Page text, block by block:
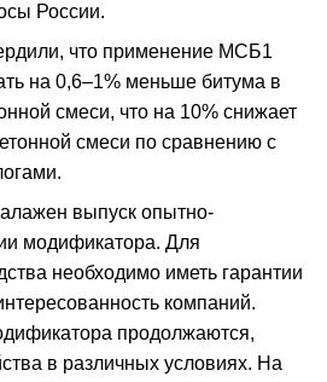
России.
что применение МСБ1
на 0,6–1% меньше битума в
смеси, что на 10% снижает
смеси по сравнению с
выпуск опытно-
модификатора. Для
необходимо иметь гарантии
компаний.
продолжаются,
в различных условиях. На